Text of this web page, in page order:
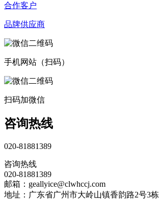
合作客户
品牌供应商
手机网站（扫码）
扫码加微信
咨询热线
020-81881389
咨询热线
020-81881389
邮箱：geallyice@clwhccj.com
地址：广东省广州市大岭山镇香韵路2号3栋